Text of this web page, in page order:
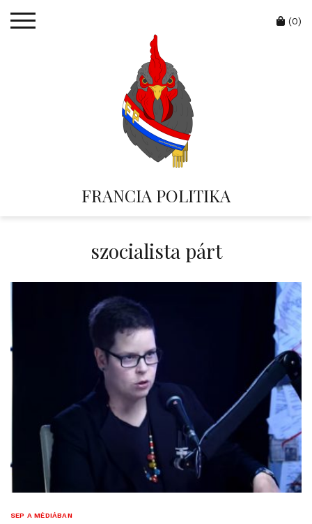
FRANCIA POLITIKA
Cart
(0)
szocialista párt
SEP A MÉDIÁBAN